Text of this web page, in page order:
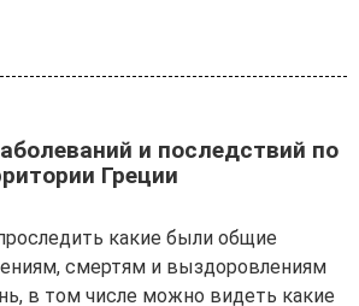
и последствий по
Греции
какие были общие
смертям и выздоровлениям
в том числе можно видеть какие